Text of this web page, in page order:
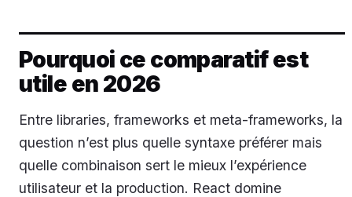
Pourquoi ce comparatif est
utile en 2026
Entre libraries, frameworks et meta-frameworks, la
question n’est plus quelle syntaxe préférer mais
quelle combinaison sert le mieux l’expérience
utilisateur et la production. React domine